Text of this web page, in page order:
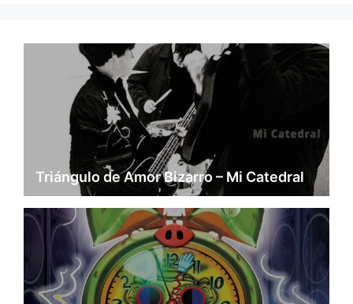
Triángulo de Amor Bizarro – Mi Catedral